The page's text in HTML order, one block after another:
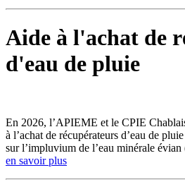
Aide à l'achat de
d'eau de pluie
En 2026, l’APIEME et le CPIE
à l’achat de récupérateurs d’eau de
sur l’impluvium de l’eau minérale
en savoir plus